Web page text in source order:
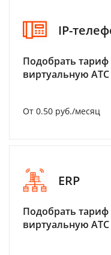
IP-
Подобрать
виртуальную АТС
От 0.50 руб./месяц
ERP
Подобрать
виртуальную АТС